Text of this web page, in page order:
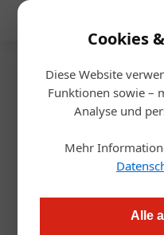
Cookies
Diese Website
Funktionen sowie –
Analyse und
Mehr
Alle
WMF
neuen